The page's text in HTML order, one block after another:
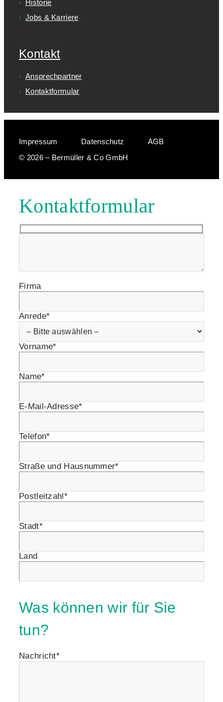
Historie
Jobs & Karriere
Kontakt
Ansprechpartner
Kontaktformular
Impressum Datenschutz
AGB
© 2026 – Bermüller & Co GmbH
Kontaktformular
Firma
Anrede*
Vorname*
Name*
E-Mail-Adresse*
Telefon*
Straße und Hausnummer*
Postleitzahl*
Stadt*
Land
Was können wir für Sie
tun?
Nachricht*